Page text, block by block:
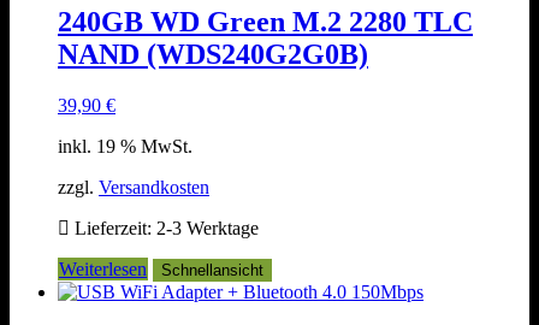
240GB WD Green M.2 2280 TLC
NAND (WDS240G2G0B)
39,90 €
inkl. 19 % MwSt.
zzgl. Versandkosten
Lieferzeit: 2-3 Werktage
Weiterlesen
Schnellansicht